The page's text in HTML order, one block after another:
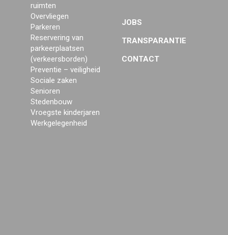
ruimten
Overvliegen
Parkeren
Reservering van
parkeerplaatsen
(verkeersborden)
Preventie – veiligheid
Sociale zaken
Senioren
Stedenbouw
Vroegste kinderjaren
Werkgelegenheid
JOBS
TRANSPARANTIE
CONTACT